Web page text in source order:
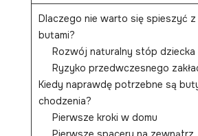
Dlaczego nie warto się spieszyć
butami?
Rozwój naturalny stóp dziecka
Ryzyko przedwczesnego
Kiedy naprawdę potrzebne są
chodzenia?
Pierwsze kroki w domu